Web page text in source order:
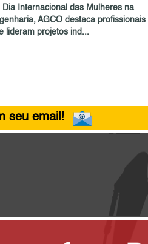
Dia Internacional das Mulheres na
AGCO destaca profissionais
lideram projetos ind...
seu email!